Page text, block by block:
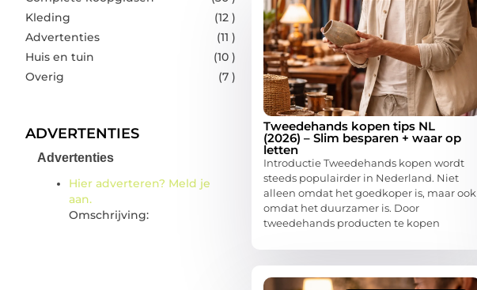
Kleding
(12 )
Advertenties
(11 )
Huis en tuin
(10 )
Overig
(7 )
ADVERTENTIES
Advertenties
Hier adverteren? Meld je
aan.
Omschrijving:
Tweedehands kopen tips NL
(2026) – Slim besparen + waar op
letten
Introductie Tweedehands kopen wordt
steeds populairder in Nederland. Niet
alleen omdat het goedkoper is, maar ook
omdat het duurzamer is. Door
tweedehands producten te kopen